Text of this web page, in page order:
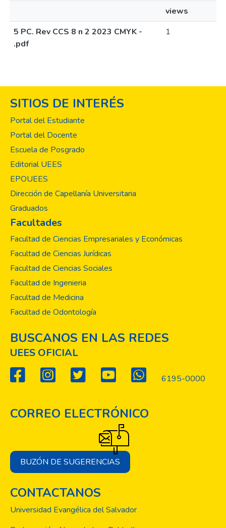
views
5 PC. Rev CCS 8 n 2 2023 CMYK -
.pdf
1
SITIOS DE INTERÉS
Portal del Estudiante
Portal del Docente
Escuela de Posgrado
Editorial UEES
EPOUEES
Dirección de Capellanía Universitaria
Graduados
Facultades
Facultad de Ciencias Empresariales y Económicas
Facultad de Ciencias Jurídicas
Facultad de Ciencias Sociales
Facultad de Ingenieria
Facultad de Medicina
Facultad de Odontología
BUSCANOS EN LAS REDES
UEES OFICIAL
6195-0000
CORREO ELECTRÓNICO
BUZÓN DE SUGERENCIAS
CONTACTANOS
Universidad Evangélica del Salvador